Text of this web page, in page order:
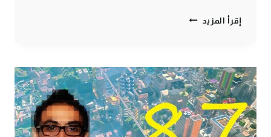
إقرأ المزيد ماين
..
#88
|
88#
MINECRAFT
: